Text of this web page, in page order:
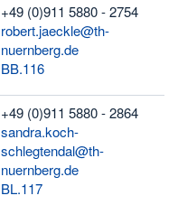
telefon
+49 (0)911 5880 - 2754
email
robert.jaeckle@th-
nuernberg.de
Raum
BB.116
telefon
+49 (0)911 5880 - 2864
email
sandra.koch-
schlegtendal@th-
nuernberg.de
Raum
BL.117